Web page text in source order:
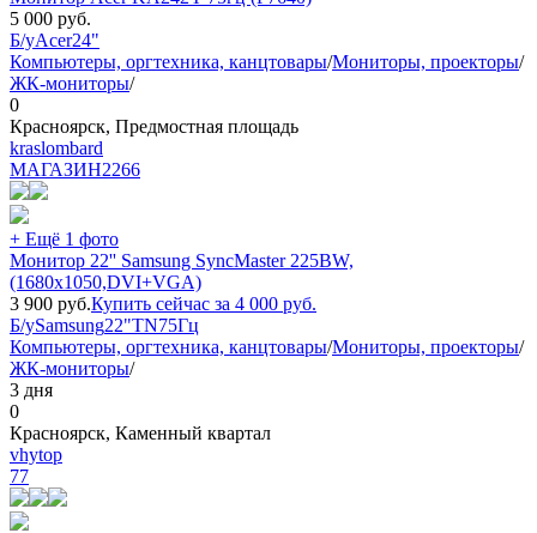
5 000 руб.
Б/уAcer24"
Компьютеры, оргтехника, канцтовары/Мониторы, проекторы/
ЖК-мониторы/
0
Красноярск, Предмостная площадь
kraslombard
МАГАЗИН2266
+ Ещё 1 фото
Монитор 22'' Samsung SyncMaster 225BW,
(1680x1050,DVI+VGA)
3 900 руб.Купить сейчас за 4 000 руб.
Б/уSamsung22"TN75Гц
Компьютеры, оргтехника, канцтовары/Мониторы, проекторы/
ЖК-мониторы/
3 дня
0
Красноярск, Каменный квартал
vhytop
77